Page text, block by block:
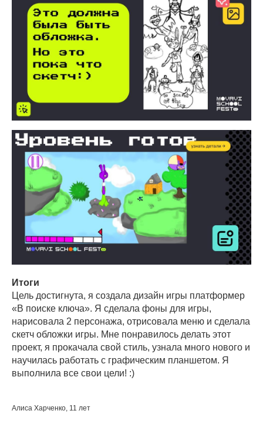
Итоги
Цель достигнута, я создала дизайн игры платформер
«В поиске ключа». Я сделала фоны для игры,
нарисовала 2 персонажа, отрисовала меню и сделала
скетч обложки игры. Мне понравилось делать этот
проект, я прокачала свой стиль, узнала много нового и
научилась работать с графическим планшетом. Я
выполнила все свои цели! :)
Алиса Харченко, 11 лет